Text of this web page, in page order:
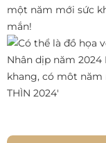
một năm mới sức
mắn!